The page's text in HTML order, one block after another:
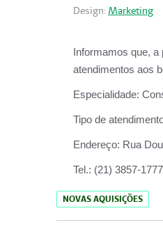
Design: Marketing
Informamos que, a
atendimentos aos
Especialidade:
Tipo de
Endereço: Rua
Tel.: (21) 3857-
NOVAS AQUISIÇÕES